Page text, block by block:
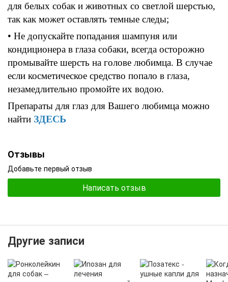
для белых собак и животных со светлой шерстью,
так как может оставлять темные следы;
• Не допускайте попадания шампуня или
кондиционера в глаза собаки, всегда осторожно
промывайте шерсть на голове любимца. В случае
если косметическое средство попало в глаза,
незамедлительно промойте их водою.
Препараты для глаз для Вашего любимца можно
найти ЗДЕСЬ
Отзывы
Добавьте первый отзыв
Написать отзыв
Другие записи